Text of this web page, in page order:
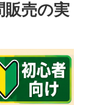
販売の実